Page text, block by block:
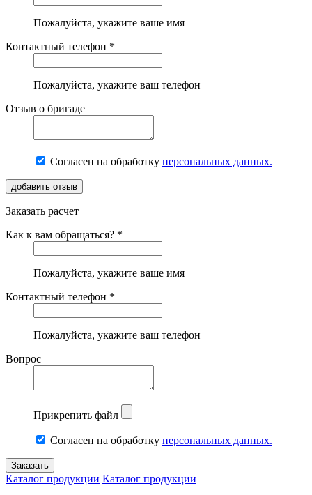
Пожалуйста, укажите ваше имя
Контактный телефон *
Пожалуйста, укажите ваш телефон
Отзыв о бригаде
Согласен на обработку персональных данных.
Заказать расчет
Как к вам обращаться? *
Пожалуйста, укажите ваше имя
Контактный телефон *
Пожалуйста, укажите ваш телефон
Вопрос
Прикрепить файл
Согласен на обработку персональных данных.
Каталог продукции Каталог продукции